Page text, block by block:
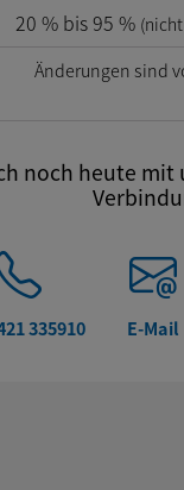
20 %bis95 %
Änderungen sind
noch heute
335910 E-Mail